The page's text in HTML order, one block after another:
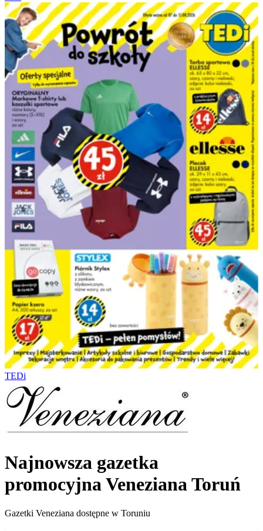
TEDi
Najnowsza gazetka
promocyjna Veneziana Toruń
Gazetki Veneziana dostępne w Toruniu